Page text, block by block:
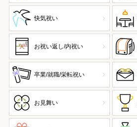
快気祝い
お祝い返し/内祝い
卒業/就職/栄転祝い
お見舞い